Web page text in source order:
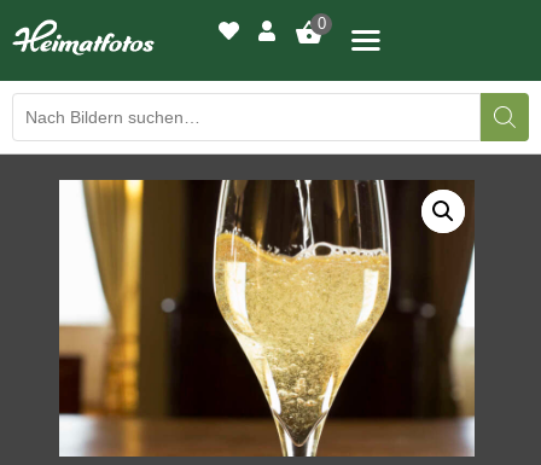
0
BILDERGALERIE
DRUCKQUALITÄTEN
LED-LEUCHTBILDER
WIR DRUCKEN IHR BILD
AUSSTELLUNGEN